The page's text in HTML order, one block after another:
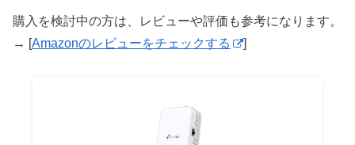
購入を検討中の方は、レビューや評価も参考になります。
→ [Amazonのレビューをチェックする ]